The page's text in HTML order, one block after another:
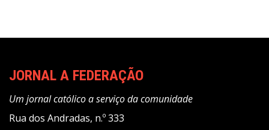
JORNAL A FEDERAÇÃO
Um jornal católico a serviço da comunidade
Rua dos Andradas, n.º 333